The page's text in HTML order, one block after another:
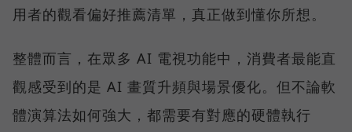
用者的觀看偏好推薦清單，真正做到懂你所想。
整體而言，在眾多 AI 電視功能中，消費者最能直
觀感受到的是 AI 畫質升頻與場景優化。但不論軟
體演算法如何強大，都需要有對應的硬體執行